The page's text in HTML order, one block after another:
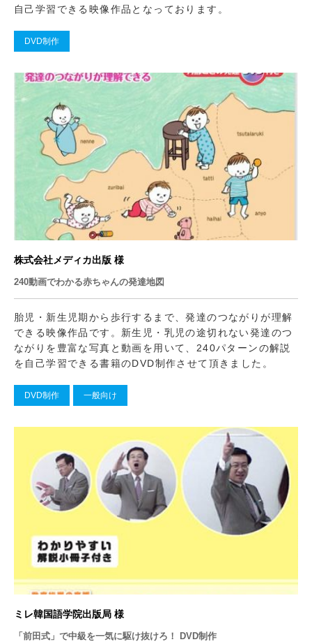
自己学習できる映像作品となっております。
DVD制作
株式会社メディカ出版 様
240動画でわかる赤ちゃんの発達地図
胎児・新生児期から歩行するまで、発達のつながりが理解
できる映像作品です。新生児・乳児の途切れない発達のつ
ながりを豊富な写真と動画を用いて、240パターンの解説
を自己学習できる書籍のDVD制作させて頂きました。
DVD制作 一般向け
ミレ韓国語学院出版局 様
「前田式」で中級を一気に駆け抜けろ！ DVD制作